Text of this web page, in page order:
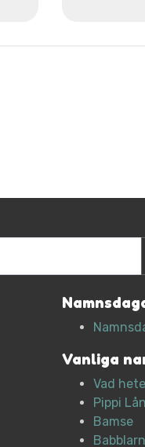
Vanliga
Vad
Pippi
Bamse